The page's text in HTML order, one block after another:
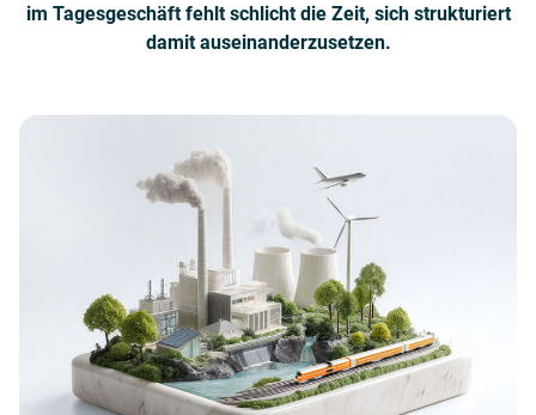
im Tagesgeschäft fehlt schlicht die Zeit, sich strukturiert
damit auseinanderzusetzen.